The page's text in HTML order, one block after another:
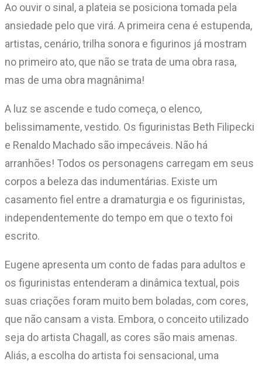
Ao ouvir o sinal, a plateia se posiciona tomada pela
ansiedade pelo que virá. A primeira cena é estupenda,
artistas, cenário, trilha sonora e figurinos já mostram
no primeiro ato, que não se trata de uma obra rasa,
mas de uma obra magnânima!
A luz se ascende e tudo começa, o elenco,
belissimamente, vestido. Os figurinistas Beth Filipecki
e Renaldo Machado são impecáveis. Não há
arranhões! Todos os personagens carregam em seus
corpos a beleza das indumentárias. Existe um
casamento fiel entre a dramaturgia e os figurinistas,
independentemente do tempo em que o texto foi
escrito.
Eugene apresenta um conto de fadas para adultos e
os figurinistas entenderam a dinâmica textual, pois
suas criações foram muito bem boladas, com cores,
que não cansam a vista. Embora, o conceito utilizado
seja do artista Chagall, as cores são mais amenas.
Aliás, a escolha do artista foi sensacional, uma